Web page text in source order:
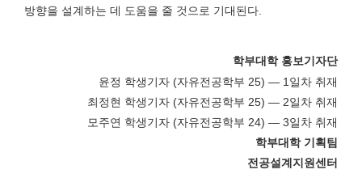
방향을 설계하는 데 도움을 줄 것으로 기대된다.
학부대학 홍보기자단
윤정 학생기자 (자유전공학부 25) — 1일차 취재
최정현 학생기자 (자유전공학부 25) — 2일차 취재
모주연 학생기자 (자유전공학부 24) — 3일차 취재
학부대학 기획팀
전공설계지원센터